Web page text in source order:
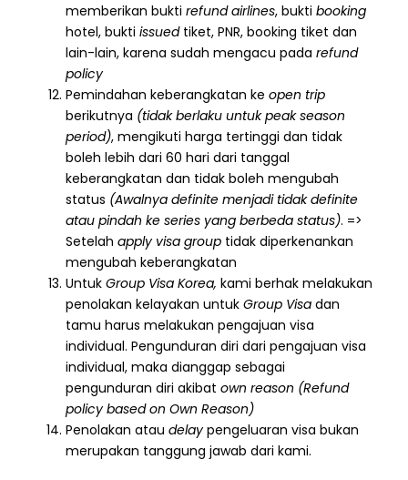
memberikan bukti refund airlines, bukti booking
hotel, bukti issuedtiket, PNR, booking tiket dan
lain-lain, karena sudah mengacu pada refund
policy
Pemindahan keberangkatan ke open trip
berikutnya (tidak berlaku untuk peak season
period), mengikuti harga tertinggi dan tidak
boleh lebih dari 60 hari dari tanggal
keberangkatan dan tidak boleh mengubah
status (Awalnya definite menjadi tidak definite
atau pindah ke series yang berbeda status). =>
Setelah apply visa group tidak diperkenankan
mengubah keberangkatan
Untuk Group Visa Korea, kami berhak melakukan
penolakan kelayakan untuk Group Visa dan
tamu harus melakukan pengajuan visa
individual. Pengunduran diri dari pengajuan visa
individual, maka dianggap sebagai
pengunduran diri akibat own reason (Refund
policy based on Own Reason)
Penolakan atau delaypengeluaran visa bukan
merupakan tanggung jawab dari kami.